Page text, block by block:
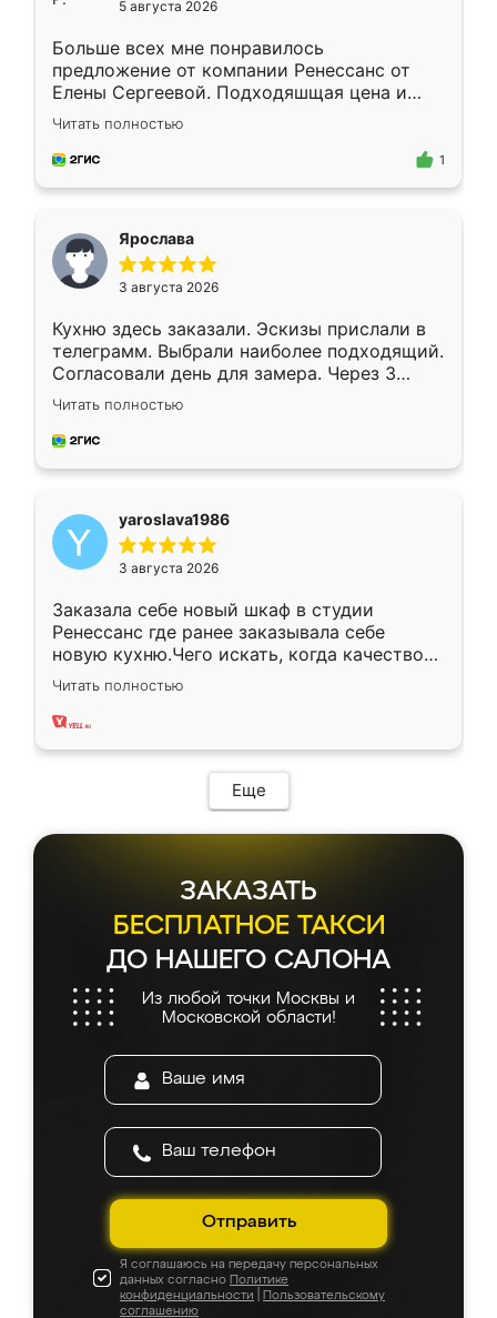
5 августа 2026
Больше всех мне понравилось
предложение от компании Ренессанс от
Елены Сергеевой. Подходяшщая цена и
короткие сроки изготовления. Приехавший
для замера сотрудник Владислав
предложил по моему эскизу самый
Читать полностью
1
Ярослава
3 августа 2026
Кухню здесь заказали. Эскизы прислали в
телеграмм. Выбрали наиболее подходящий.
Согласовали день для замера. Через 3
недели кухня была уже готова. Остались
довольны работой. Спасибо Ренессанс
мебель за качественную работу!
Читать полностью
yaroslava1986
3 августа 2026
Заказала себе новый шкаф в студии
Ренессанс где ранее заказывала себе
новую кухню.Чего искать, когда качеством
вполне довольна. Служит кухня уже почти
два года, нареканий нет.
Читать полностью
Еще
ЗАКАЗАТЬ
БЕСПЛАТНОЕ ТАКСИ
ДО НАШЕГО САЛОНА
Из любой точки Москвы и
Московской области!
Отправить
Я соглашаюсь на передачу персональных
данных согласно Политике
конфиденциальности
Пользовательскому
соглашению